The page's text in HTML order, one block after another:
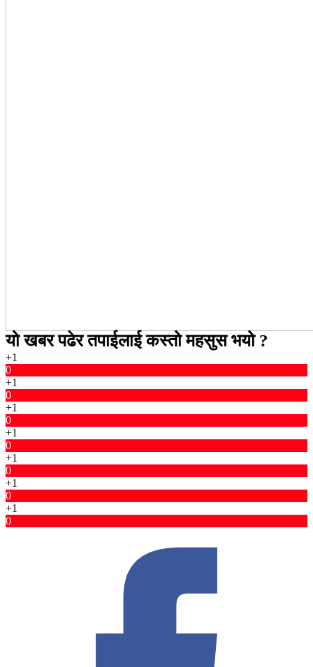
यो खबर पढेर तपाईलाई कस्तो महसुस भयो ?
+1
0
+1
0
+1
0
+1
0
+1
0
+1
0
+1
0